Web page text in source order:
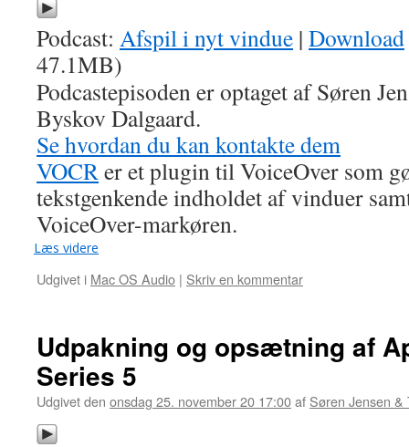
Podcast: Afspil i nyt vindue | Download
47.1MB)
Podcastepisoden er optaget af Søren
Byskov Dalgaard.
Se hvordan du kan kontakte dem
VOCRer et plugin til VoiceOver som
tekstgenkende indholdet af vinduer
VoiceOver-markøren.
Læs videre
Udgivet i Mac OS Audio | Skriv en kommentar
Udpakning og opsætning af
Series 5
Udgivet den onsdag 25. november 20 17:00af Søren Jensen &